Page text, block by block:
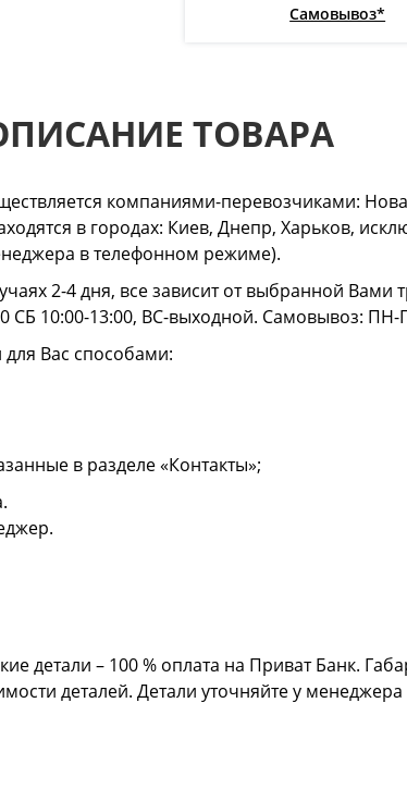
Самовывоз*
ТОВАРА
компаниями-перевозчиками:
в городах: Киев, Днепр, Харьков,
в телефонном режиме).
2-4 дня, все зависит от выбранной
СБ 10:00-13:00, ВС-выходной. Самовывоз:
Вас способами:
в разделе «Контакты»;
детали – 100 % оплата на Приват Банк.
деталей. Детали уточняйте у